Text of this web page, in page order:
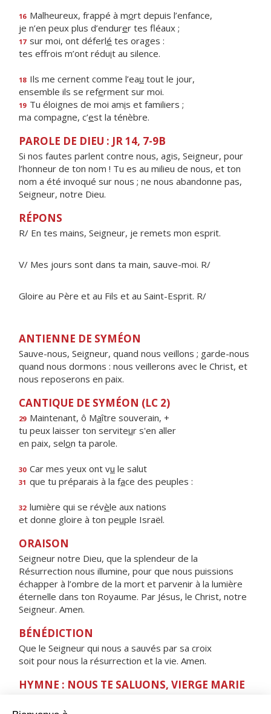
16 Malheureux, frappé à mort depuis l’enfance,
je n’en peux plus d’endurer tes fléaux ;
17 sur moi, ont déferlé tes orages :
tes effrois m’ont réduit au silence.
18 Ils me cernent comme l’eau tout le jour,
ensemble ils se referment sur moi.
19 Tu éloignes de moi amis et familiers ;
ma compagne, c’est la ténèbre.
PAROLE DE DIEU : JR 14, 7-9B
Si nos fautes parlent contre nous, agis, Seigneur, pour
l’honneur de ton nom ! Tu es au milieu de nous, et ton
nom a été invoqué sur nous ; ne nous abandonne pas,
Seigneur, notre Dieu.
RÉPONS
R/ En tes mains, Seigneur, je remets mon esprit.
V/ Mes jours sont dans ta main, sauve-moi. R/
Gloire au Père et au Fils et au Saint-Esprit. R/
ANTIENNE DE SYMÉON
Sauve-nous, Seigneur, quand nous veillons ; garde-nous
quand nous dormons : nous veillerons avec le Christ, et
nous reposerons en paix.
CANTIQUE DE SYMÉON (LC 2)
29 Maintenant, ô Maître souverain, +
tu peux laisser ton serviteur s'en aller
en paix, selon ta parole.
30 Car mes yeux ont vu le salut
31 que tu préparais à la face des peuples :
32 lumière qui se révèle aux nations
et donne gloire à ton peuple Israël.
ORAISON
Seigneur notre Dieu, que la splendeur de la
Résurrection nous illumine, pour que nous puissions
échapper à l’ombre de la mort et parvenir à la lumière
éternelle dans ton Royaume. Par Jésus, le Christ, notre
Seigneur. Amen.
BÉNÉDICTION
Que le Seigneur qui nous a sauvés par sa croix
soit pour nous la résurrection et la vie. Amen.
HYMNE : NOUS TE SALUONS, VIERGE MARIE